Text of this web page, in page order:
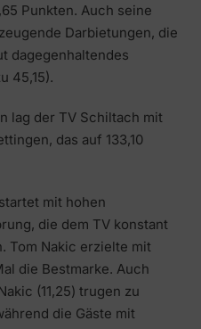
Punkten. Auch seine
Darbietungen, die
dagegenhaltendes
45,15).
lag der TV Schiltach mit
das auf 133,10
mit hohen
die dem TV konstant
Tom Nakic erzielte mit
die Bestmarke. Auch
(11,25) trugen zu
die Gäste mit